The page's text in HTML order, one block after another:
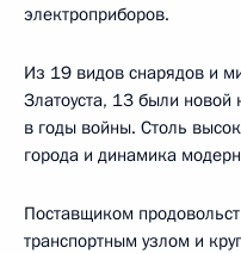
электроприборов.
Из 19 видов снарядов и
Златоуста, 13 были
в годы войны. Столь
города и динамика
Поставщиком
транспортным узлом и